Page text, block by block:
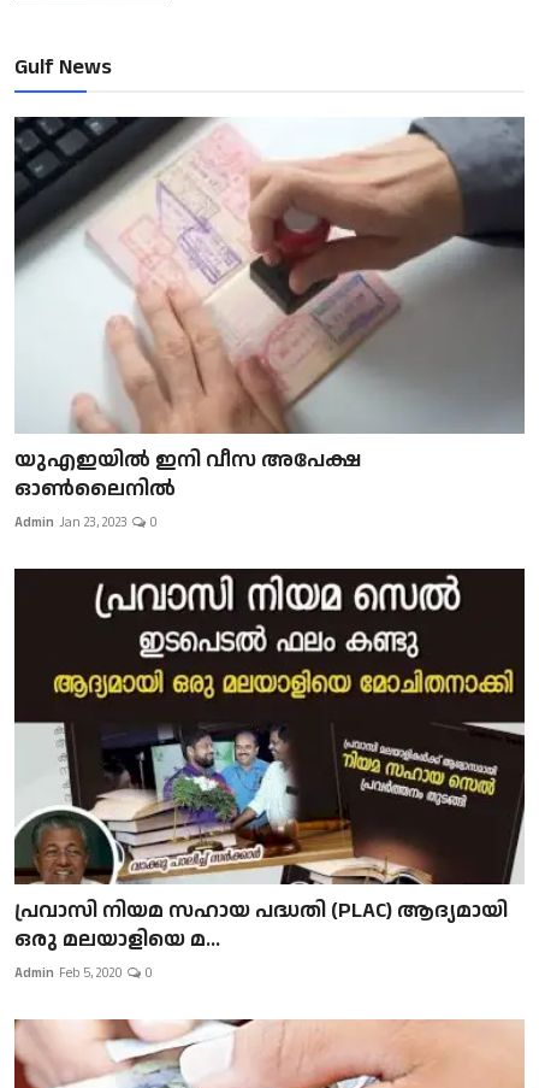
Gulf News
യുഎഇയിൽ ഇനി വീസ അപേക്ഷ
ഓൺലൈനിൽ
Admin Jan 23, 2023 0
പ്രവാസി നിയമ സഹായ പദ്ധതി (PLAC) ആദ്യമായി
ഒരു മലയാളിയെ മ...
Admin Feb 5, 2020 0